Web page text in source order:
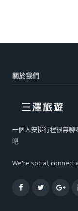
關於我們
一個人安排行程很無聊
吧
We're social, connect
FacebookTwitter